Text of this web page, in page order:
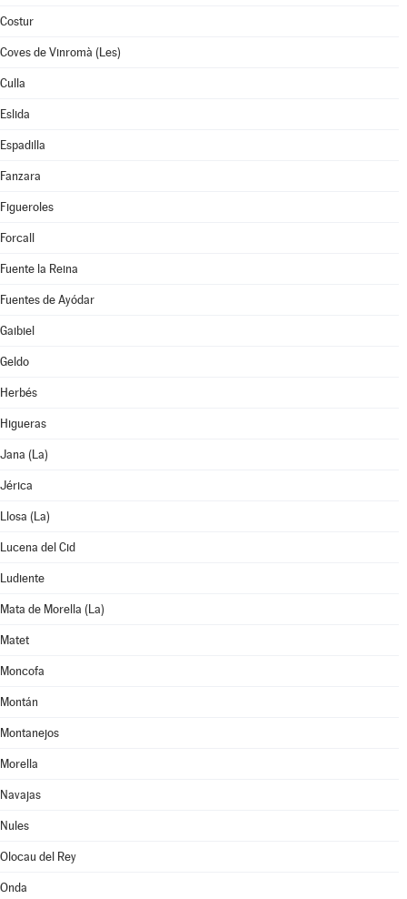
Costur
Coves de Vinromà (Les)
Culla
Eslida
Espadilla
Fanzara
Figueroles
Forcall
Fuente la Reina
Fuentes de Ayódar
Gaibiel
Geldo
Herbés
Higueras
Jana (La)
Jérica
Llosa (La)
Lucena del Cid
Ludiente
Mata de Morella (La)
Matet
Moncofa
Montán
Montanejos
Morella
Navajas
Nules
Olocau del Rey
Onda